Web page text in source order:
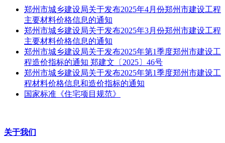
郑州市城乡建设局关于发布2025年4月份郑州市建设工程
主要材料价格信息的通知
郑州市城乡建设局关于发布2025年3月份郑州市建设工程
主要材料价格信息的通知
郑州市城乡建设局关于发布2025年第1季度郑州市建设工
程造价指标的通知 郑建文〔2025〕46号
郑州市城乡建设局关于发布2025年第1季度郑州市建设工
程材料价格信息和造价指标的通知
国家标准《住宅项目规范》
关于我们